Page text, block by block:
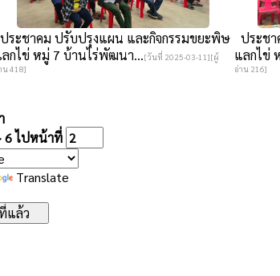
ประชาคม ปรับปรุงแผน และกิจกรรมขยะพิษ
กไข่ หมู่ 7 บ้านไร่พัฒนา...[วันที่ 2025-03-11][ผู้
น 418]
ประช
แลกไข่
อ่าน 216]
6ไปหน้าที่
Translate